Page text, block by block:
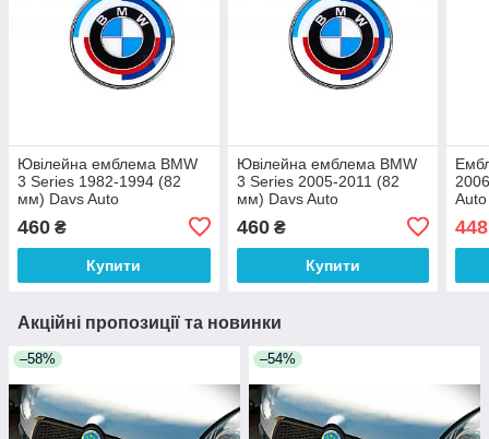
Ювілейна емблема BMW
3 Series 1982-1994 (82
мм) Davs Auto
460 ₴
Купити
Ювілейна емблема BMW
3 Series 2005-2011 (82
мм) Davs Auto
460₴
Купити
Auto
448
Акційні пропозиції та новинки
–58% –54%